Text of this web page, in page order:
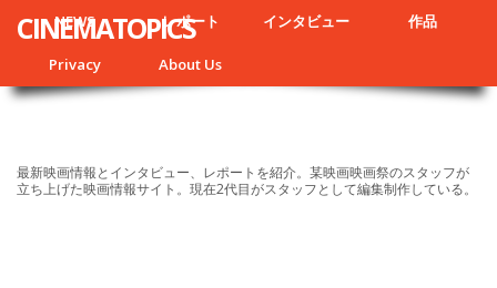
NEWS レポート インタビュー 作品
Privacy About Us
CINEMATOPICS
最新映画情報とインタビュー、レポートを紹介。某映画映画祭のスタッフが
立ち上げた映画情報サイト。現在2代目がスタッフとして編集制作している。